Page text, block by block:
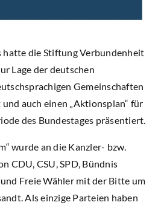
hatte die Stiftung Verbundenheit
Lage der deutschen
Gemeinschaften
auch einen „Aktionsplan“ für
des Bundestages präsentiert.
wurde an die Kanzler- bzw.
CDU, CSU, SPD, Bündnis
Freie Wähler mit der Bitte um
Als einzige Parteien haben